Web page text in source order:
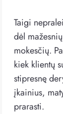
Taigi
dėl
mokesčių.
kiek klientų
stipresnę
įkainius,
prarasti.